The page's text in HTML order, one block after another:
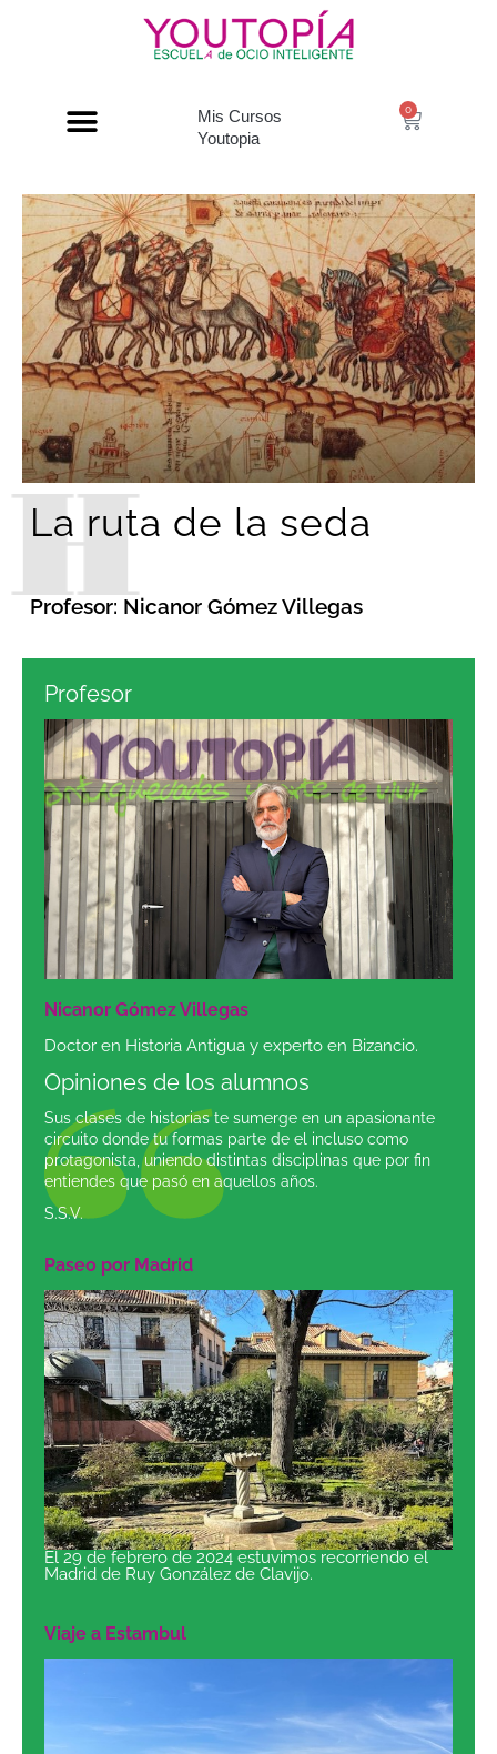
Mis Cursos
Youtopia
0
La ruta de la seda
Profesor: Nicanor Gómez Villegas
Profesor
Nicanor Gómez Villegas
Doctor en Historia Antigua y experto en Bizancio.
Opiniones de los alumnos
Sus clases de historias te sumerge en un apasionante
circuito donde tu formas parte de el incluso como
protagonista, uniendo distintas disciplinas que por fin
entiendes que pasó en aquellos años.
S.S.V.
Paseo por Madrid
El 29 de febrero de 2024 estuvimos recorriendo el
Madrid de Ruy González de Clavijo.
Viaje a Estambul